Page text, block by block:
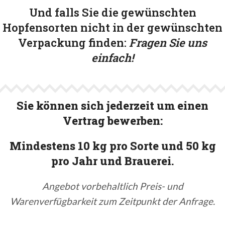
Und falls Sie die gewünschten
Hopfensorten nicht in der gewünschten
Verpackung finden: Fragen Sie uns
einfach!
Sie können sich jederzeit um einen
Vertrag bewerben:
Mindestens 10 kg pro Sorte und 50 kg
pro Jahr und Brauerei.
Angebot vorbehaltlich Preis- und
Warenverfügbarkeit zum Zeitpunkt der Anfrage.